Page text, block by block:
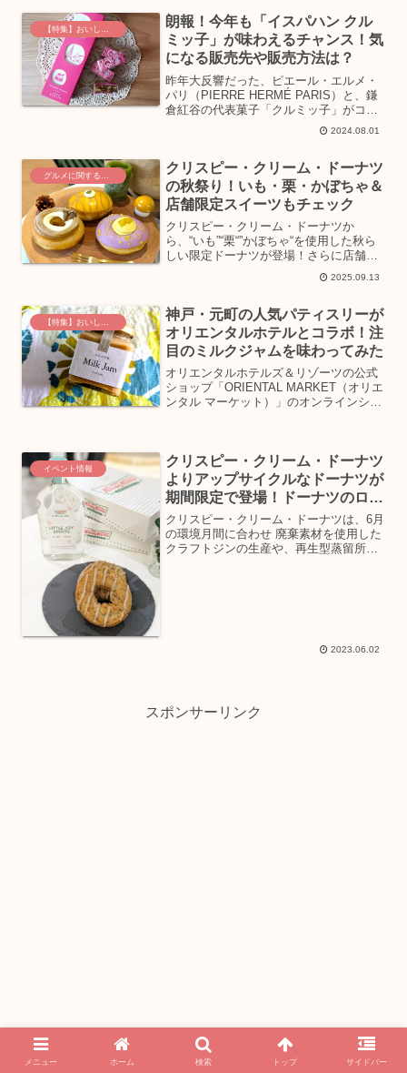
トホテルの滞...
【特集】おいしいグルメ土産
朗報！今年も「イスパハン クル
ミッ子」が味わえるチャンス！気
になる販売先や販売方法は？
昨年大反響だった、ピエール・エルメ・
パリ（PIERRE HERMÉ PARIS）と、鎌
倉紅谷の代表菓子「クルミッ子」がコラ
ボレーションした「イスパハン クルミッ
子」が、今年も登場します！自家製キャ
た鎌倉紅...
2024.08.01
グルメに関するニュース
クリスピー・クリーム・ドーナツ
の秋祭り！いも・栗・かぼちゃ＆
店舗限定スイーツもチェック
クリスピー・クリーム・ドーナツか
ら、“いも”“栗“”かぼちゃ“を使用した秋ら
しい限定ドーナツが登場！さらに店舗限
定ドーナツやドリンクにも注目！秋の味
覚を代表する“いも”“栗”“かぼちゃ”を使用
ポテト」「モ...
2025.09.13
神戸・元町の人気パティスリーが
オリエンタルホテルとコラボ！注
目のミルクジャムを味わってみた
オリエンタルホテルズ＆リゾーツの公式
ショップ「ORIENTAL MARKET（オリエ
ンタル マーケット）」のオンラインショ
「patisseri...
イベント情報
クリスピー・クリーム・ドーナツ
よりアップサイクルなドーナツが
期間限定で登場！ドーナツのロス
生地から生まれたクラフトジン
も！
クリスピー・クリーム・ドーナツは、6月
の環境月間に合わせ 廃棄素材を使用した
クラフトジンの生産や、再生型蒸留所を
2023.06.02
スポンサーリンク
メニュー ホーム 検索 トップ サイドバー